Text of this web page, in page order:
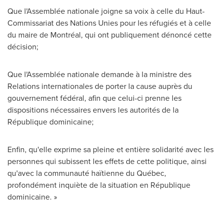
Que l'Assemblée nationale joigne sa voix à celle du Haut-
Commissariat des Nations Unies pour les réfugiés et à celle
du maire de Montréal, qui ont publiquement dénoncé cette
décision;
Que l'Assemblée nationale demande à la ministre des
Relations internationales de porter la cause auprès du
gouvernement fédéral, afin que celui-ci prenne les
dispositions nécessaires envers les autorités de la
République dominicaine;
Enfin, qu'elle exprime sa pleine et entière solidarité avec les
personnes qui subissent les effets de cette politique, ainsi
qu'avec la communauté haïtienne du Québec,
profondément inquiète de la situation en République
dominicaine. »